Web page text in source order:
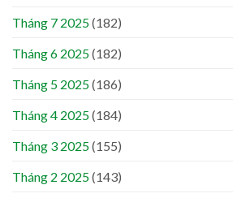
Tháng 7 2025(182)
Tháng 6 2025(182)
Tháng 5 2025(186)
Tháng 4 2025(184)
Tháng 3 2025(155)
Tháng 2 2025(143)